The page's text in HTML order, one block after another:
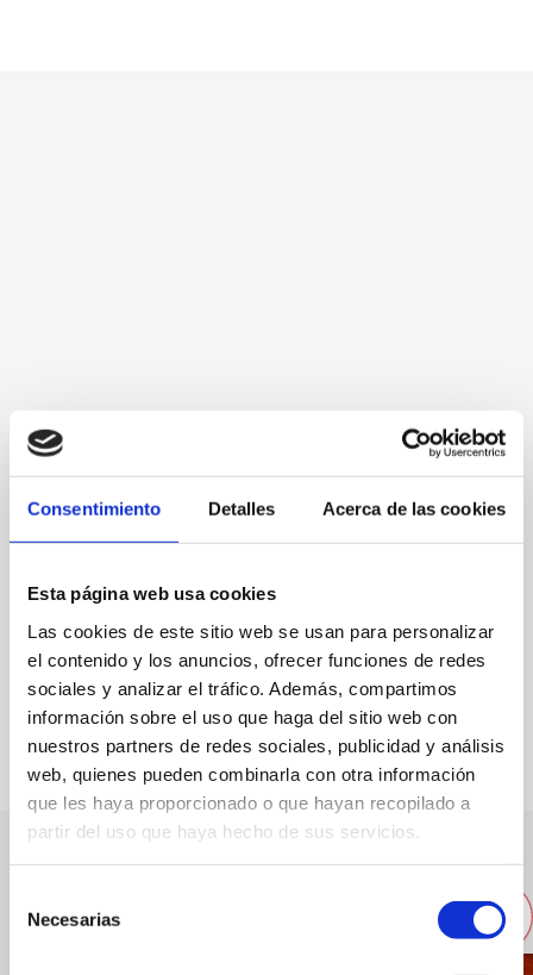
Consentimiento Detalles Acerca de las cookies
Esta página web usa cookies
Las cookies de este sitio web se usan para personalizar
el contenido y los anuncios, ofrecer funciones de redes
sociales y analizar el tráfico. Además, compartimos
información sobre el uso que haga del sitio web con
nuestros partners de redes sociales, publicidad y análisis
web, quienes pueden combinarla con otra información
que les haya proporcionado o que hayan recopilado a
partir del uso que haya hecho de sus servicios.
Necesarias
FAVORITOS
96 578 15 50